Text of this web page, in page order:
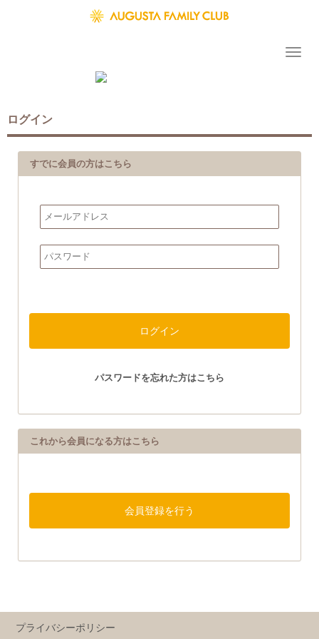
ログイン
すでに会員の方はこちら
パスワードを忘れた方はこちら
これから会員になる方はこちら